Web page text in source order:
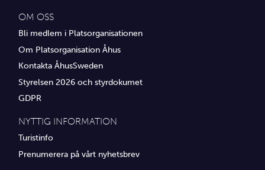
Övrig service
OM OSS
Bli medlem i Platsorganisationen
Om Platsorganisation Åhus
Kontakta ÅhusSweden
Styrelsen 2026 och styrdokumet
GDPR
NYTTIG INFORMATION
Turistinfo
Prenumerera på vårt nyhetsbrev